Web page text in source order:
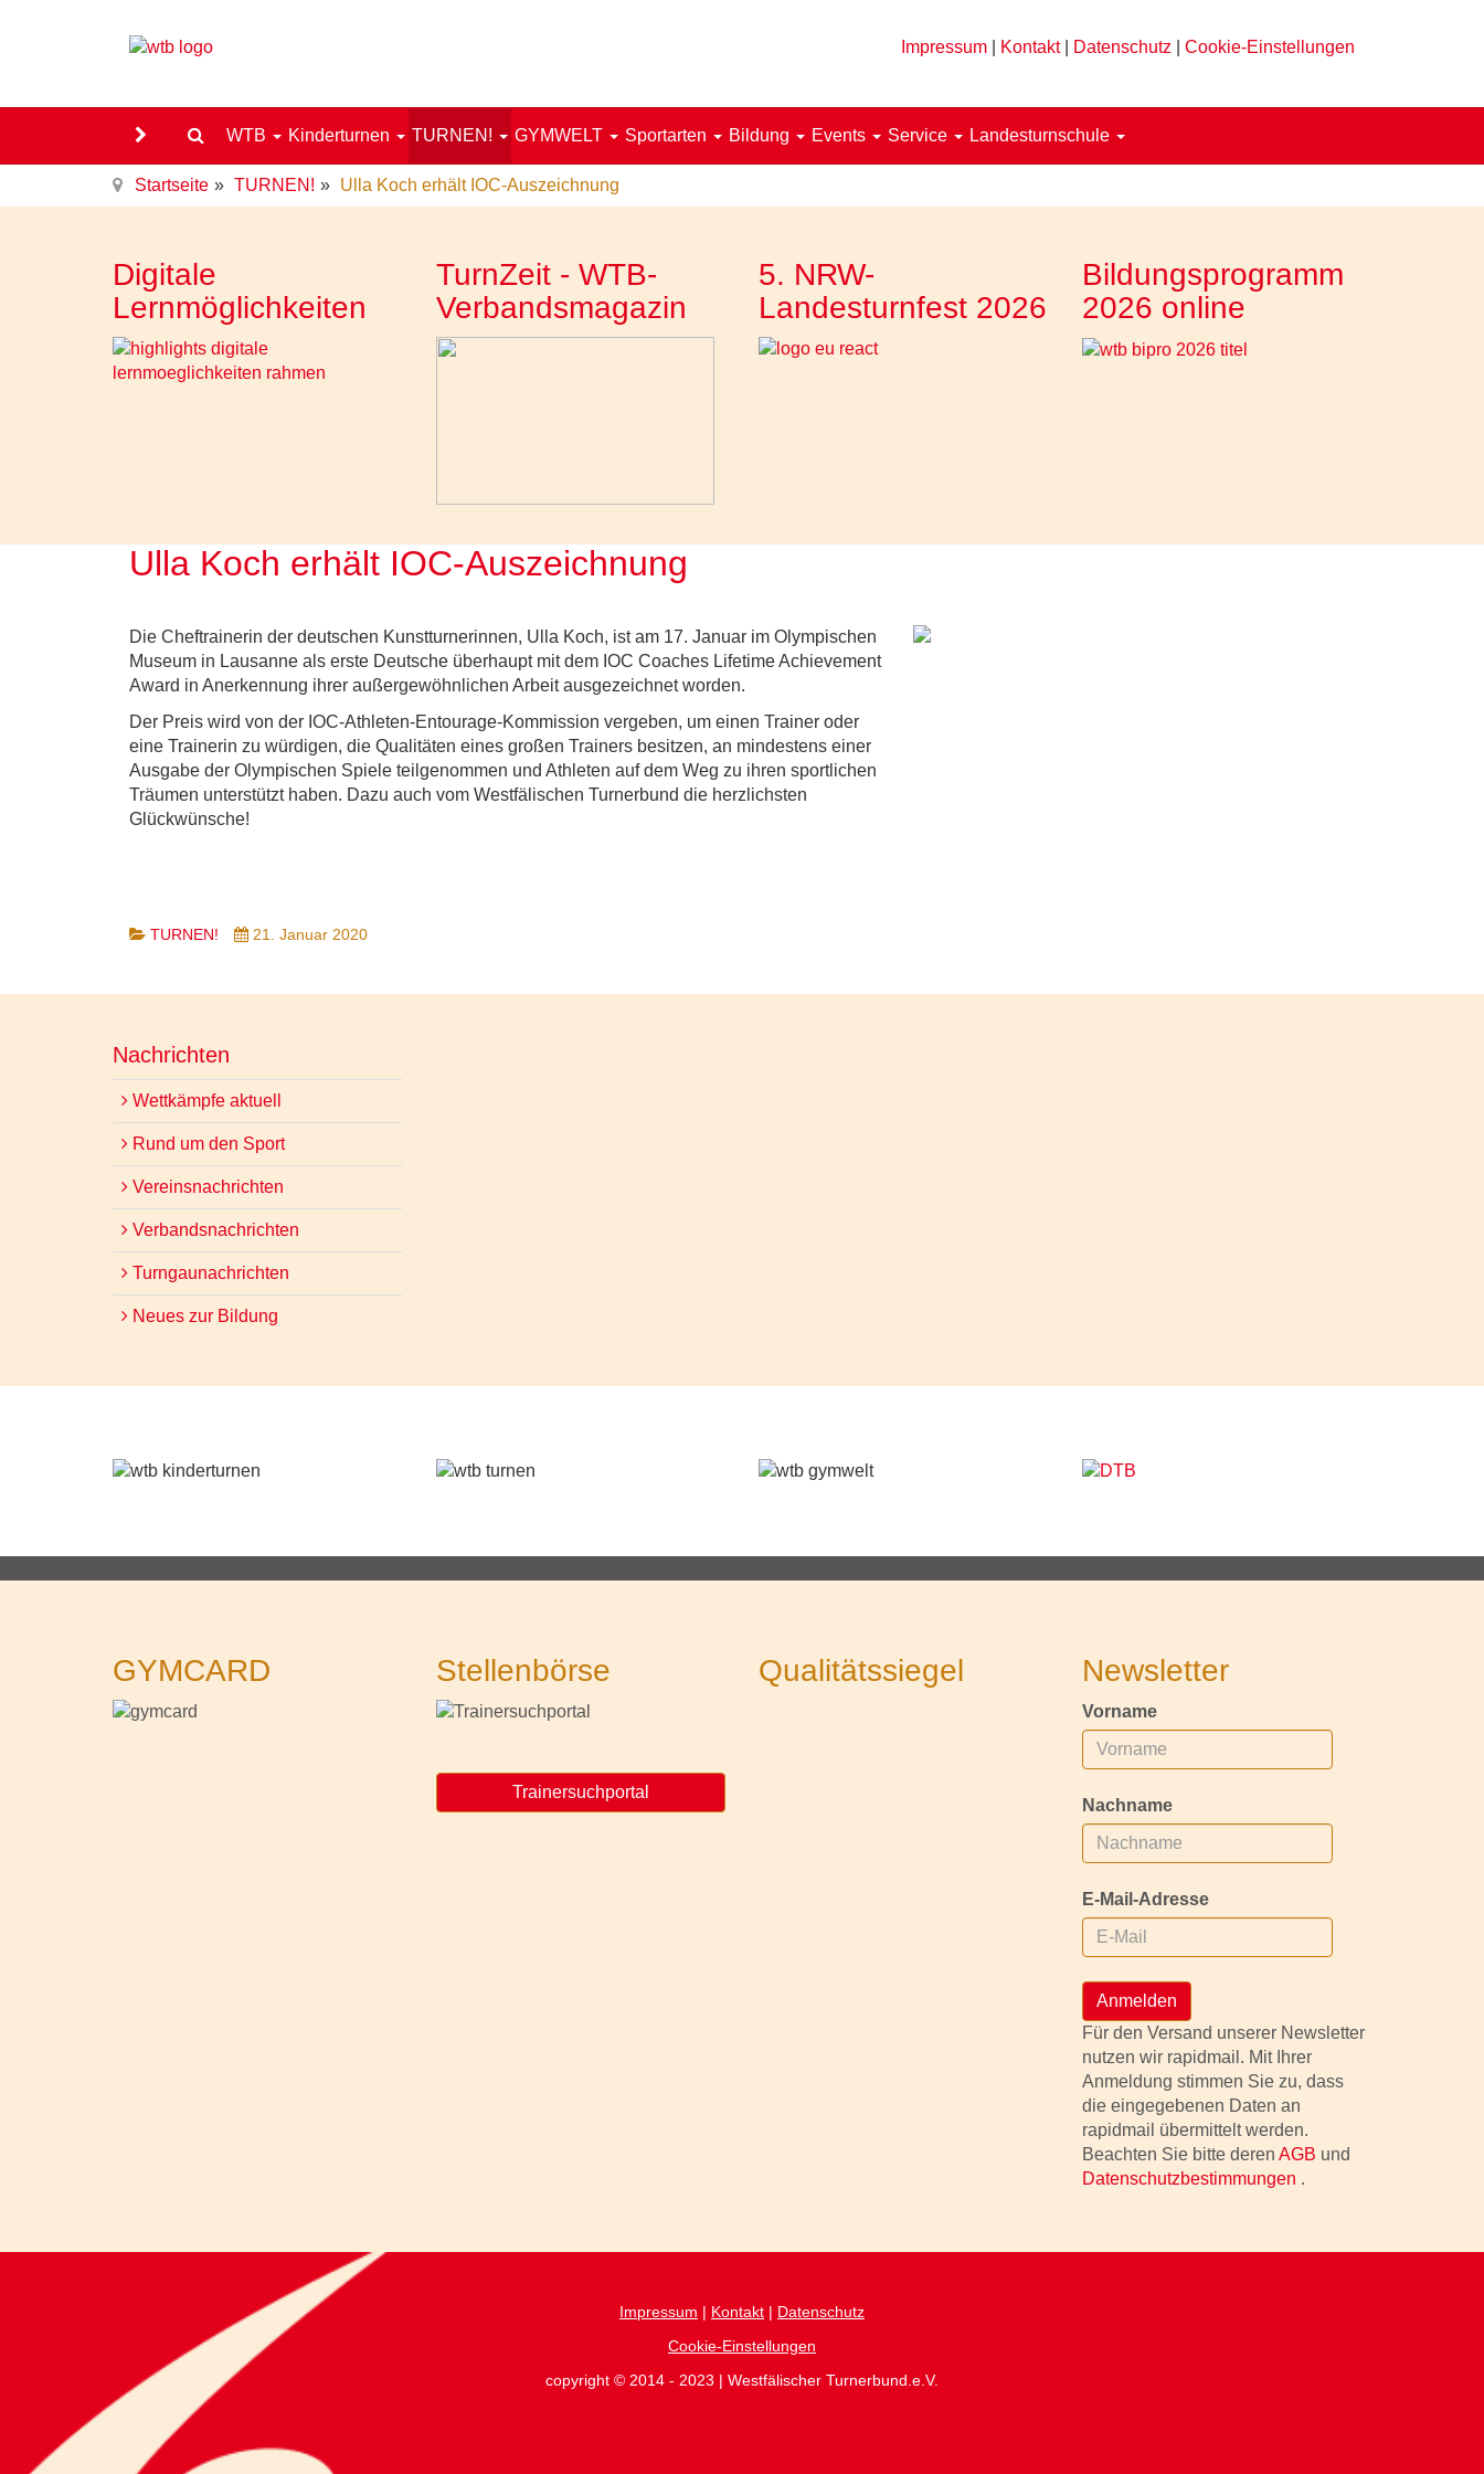
Impressum Kontakt| Datenschutz Cookie-Einstellungen
WTB Kinderturnen TURNEN! GYMWELT Sportarten Bildung Events Service Landesturnschule
Startseite TURNEN! Ulla Koch erhält IOC-Auszeichnung
Digitale
Lernmöglichkeiten
TurnZeit - WTB-
Verbandsmagazin
5. NRW-
Landesturnfest 2026
Bildungsprogramm
2026 online
Ulla Koch erhält IOC-Auszeichnung
Die Cheftrainerin der deutschen Kunstturnerinnen, Ulla Koch, ist am 17. Januar im Olympischen
Museum in Lausanne als erste Deutsche überhaupt mit dem IOC Coaches Lifetime Achievement
Award in Anerkennung ihrer außergewöhnlichen Arbeit ausgezeichnet worden.
Der Preis wird von der IOC-Athleten-Entourage-Kommission vergeben, um einen Trainer oder
eine Trainerin zu würdigen, die Qualitäten eines großen Trainers besitzen, an mindestens einer
Ausgabe der Olympischen Spiele teilgenommen und Athleten auf dem Weg zu ihren sportlichen
Träumen unterstützt haben. Dazu auch vom Westfälischen Turnerbund die herzlichsten
Glückwünsche!
TURNEN! 21. Januar 2020
Nachrichten
Wettkämpfe aktuell
Rund um den Sport
Vereinsnachrichten
Verbandsnachrichten
Turngaunachrichten
Neues zur Bildung
GYMCARD Stellenbörse
Trainersuchportal
Qualitätssiegel Newsletter
Vorname
Nachname
E-Mail-Adresse
Anmelden
Für den Versand unserer Newsletter
nutzen wir rapidmail. Mit Ihrer
Anmeldung stimmen Sie zu, dass
die eingegebenen Daten an
rapidmail übermittelt werden.
Beachten Sie bitte deren AGB und
Datenschutzbestimmungen .
Impressum | Kontakt | Datenschutz
Cookie-Einstellungen
copyright © 2014 - 2023 | Westfälischer Turnerbund.e.V.